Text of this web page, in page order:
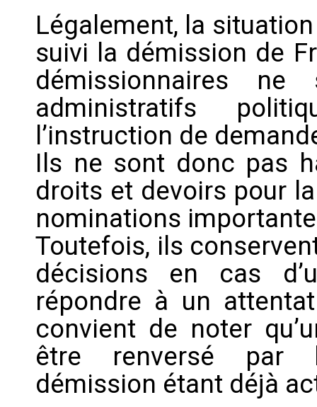
Légalement, la
suivi la démission de
démissionnaires
administratifs
l’instruction de
Ils ne sont donc pas
droits et devoirs pour
nominations
Toutefois, ils
décisions en cas
répondre à un
convient de noter
être renversé par
démission étant déjà